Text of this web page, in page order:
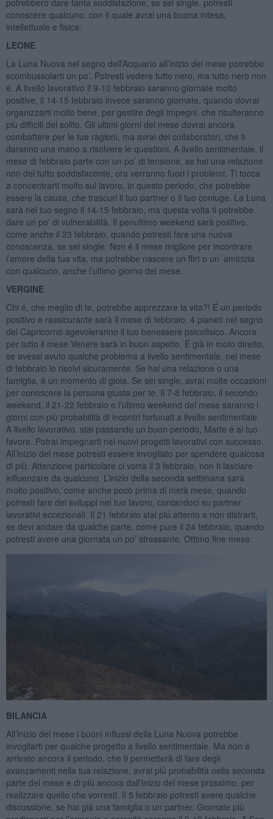
conoscere qualcuno, con il quale avrai una buona intesa,
intellettuale e fisica.
LEONE
La Luna Nuova nel segno dell’Acquario all’inizio del mese potrebbe
scombussolarti un po’. Potresti vedere tutto nero, ma tutto nero non
é. A livello lavorativo il 9-10 febbraio saranno giornate molto
positive, il 14-15 febbraio invece saranno giornate, quando dovrai
organizzarti molto bene, per gestire degli impegni, che risulteranno
più difficili del solito. Gli ultimi giorni del mese dovrai ancora
combattere per le tue ragioni, ma avrai dei collaboratori, che ti
daranno una mano a risolvere le questioni. A livello sentimentale, il
mese di febbraio parte con un po’ di tensione, se hai una relazione
non del tutto soddisfacente, ora verranno fuori i problemi. Ti tocca
a concentrarti molto sul lavoro, in questo periodo, che potrebbe
essere la causa, che trascuri il tuo partner o il tuo coniuge. La Luna
sarà nel tuo segno il 14-15 febbraio, ma questa volta ti potrebbe
dare un po’ di vulnerabilità. Il penultimo weekend sarà positivo,
come anche il 23 febbraio, quando potresti fare una nuova
conoscenza, se sei single. Non é il mese migliore per incontrare
l’amore della tua vita, ma potrebbe nascere un flirt o un’ amicizia
con qualcuno, anche l’ultimo giorno del mese.
VERGINE
Chi é, che meglio di te, potrebbe apprezzare la vita?! É un periodo
positivo e rassicurante sarà il mese di febbraio. 4 pianeti nel segno
del Capricorno agevoleranno il tuo benessere psicofisico. Ancora
per tutto il mese Venere sarà in buon aspetto. É già in moto diretto,
se avessi avuto qualche problema a livello sentimentale, nel mese
di febbraio lo risolvi sicuramente. Se hai una relazione o una
famiglia, é un momento di gioia. Se sei single, avrai molte occasioni
per conoscere la persona giusta per te. Il 7-8 febbraio, il secondo
weekend, il 21-22 febbraio e l’ultimo weekend del mese saranno i
giorni con più probabilità di incontri fortunati a livello sentimentale.
A livello lavorativo, stai passando un buon periodo, Marte é al tuo
favore. Potrai impegnarti nei nuovi progetti lavorativi con successo.
All’inizio del mese potresti essere invogliato per spendere qualcosa
di più. Attenzione particolare ci vorrà il 3 febbraio, non ti lasciare
influenzare da qualcuno. L’inizio della seconda settimana sarà
molto positivo, come anche poco prima di metà mese, quando
potresti fare dei sviluppi nel tuo lavoro, contandoci su partner
lavorativi eccezionali. Il 21 febbraio stai piú attento a non distrarti,
se devi andare da qualche parte, come pure il 24 febbraio, quando
potresti avere una giornata un po’ stressante. Ottimo fine mese.
BILANCIA
All’inizio del mese i buoni influssi della Luna Nuova potrebbe
invogliarti per qualche progetto a livello sentimentale. Ma non é
arrivato ancora il periodo, che ti permetterà di fare degli
avanzamenti nella tua relazione, avrai più probabilità nella seconda
parte del mese e di più ancora dall’inizio del mese prossimo, per
realizzare quello che vorresti. Il 5 febbraio potresti avere qualche
discussione, se hai giá una famiglia o un partner. Giornate più